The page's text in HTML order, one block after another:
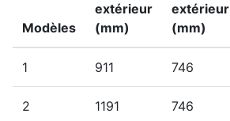
Modèles
extérieur
(mm)
extérieur
(mm)
1 911 746
2 1191 746